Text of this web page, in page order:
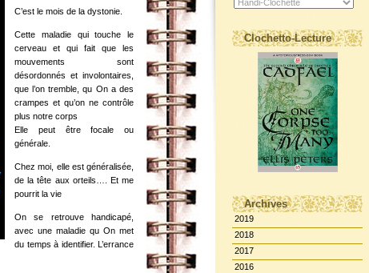
C’est le mois de la dystonie.
Cette maladie qui touche le
cerveau et qui fait que les
mouvements sont
désordonnés et involontaires,
que l’on tremble, qu On a des
crampes et qu’on ne contrôle
plus notre corps
Elle peut être focale ou
générale.
Chez moi, elle est généralisée,
de la tête aux orteils…. Et me
pourrit la vie
On se retrouve handicapé,
avec une maladie qu On met
du temps à identifier. L’errance
Clochetto-Lecture
Archives
2019
2018
2017
2016